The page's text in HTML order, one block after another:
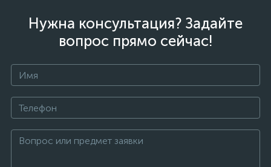
Нужна консультация? Задайте
вопрос прямо сейчас!